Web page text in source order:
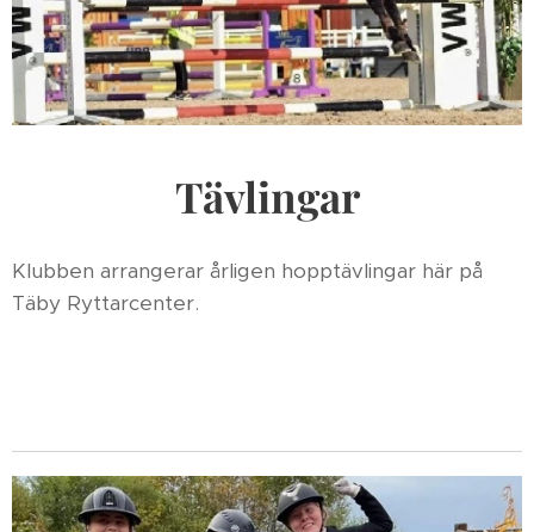
Tävlingar
Klubben arrangerar årligen hopptävlingar här på
Täby Ryttarcenter.